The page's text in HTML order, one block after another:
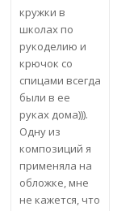
кружки в
школах по
рукоделию и
крючок со
спицами всегда
были в ее
руках дома))).
Одну из
композиций я
применяла на
обложке, мне
не кажется, что